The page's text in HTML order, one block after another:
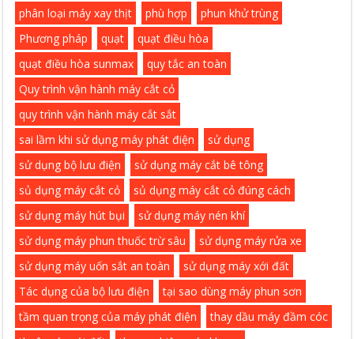
phân loại máy xay thịt
phù hợp
phun khử trùng
Phương pháp
quạt
quạt điều hòa
quạt điều hòa sunmax
quy tắc an toàn
Quy trình vận hành máy cắt cỏ
quy trình vận hành máy cắt sắt
sai lầm khi sử dụng máy phát điện
sử dụng
sử dụng bộ lưu điện
sử dụng máy cắt bê tông
sủ dụng máy cắt cỏ
sủ dụng máy cắt cỏ đúng cách
sử dụng máy hút bụi
sử dụng máy nén khí
sử dụng máy phun thuốc trừ sâu
sử dụng máy rửa xe
sử dụng máy uốn sắt an toàn
sử dụng máy xới đất
Tác dụng của bộ lưu điện
tại sao dùng máy phun sơn
tầm quan trọng của máy phát điện
thay dầu máy đầm cóc